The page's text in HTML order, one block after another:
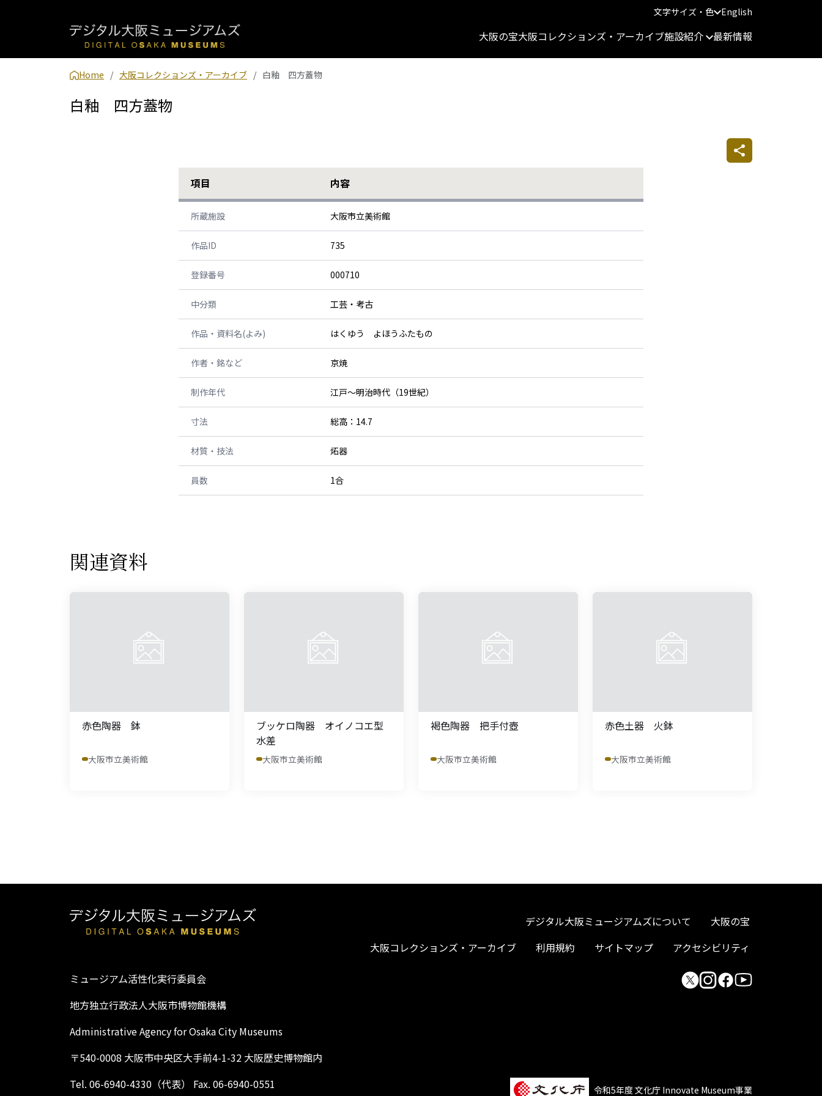
文字サイズ・色 English
大阪の宝大阪コレクションズ・アーカイブ施設紹介 最新情報
Home 大阪コレクションズ・アーカイブ 白釉 四方蓋物
白釉 四方蓋物
項目 内容
所蔵施設 大阪市立美術館
作品ID 735
登録番号 000710
中分類 工芸・考古
作品・資料名(よみ) はくゆう よほうふたもの
作者・銘など 京焼
制作年代 江戸～明治時代（19世紀）
寸法 総高：14.7
材質・技法 炻器
員数 1合
関連資料
赤色陶器 鉢
大阪市立美術館
ブッケロ陶器 オイノコエ型
水差
大阪市立美術館
褐色陶器 把手付壺
大阪市立美術館
赤色土器 火鉢
大阪市立美術館
デジタル大阪ミュージアムズについて
大阪の宝
大阪コレクションズ・アーカイブ
利用規約 サイトマップ アクセシビリティ
ミュージアム活性化実行委員会
地方独立行政法人大阪市博物館機構
Administrative Agency for Osaka City Museums
〒540-0008 大阪市中央区大手前4-1-32 大阪歴史博物館内
Tel. 06-6940-4330（代表） Fax. 06-6940-0551
令和5年度 文化庁 Innovate Museum事業